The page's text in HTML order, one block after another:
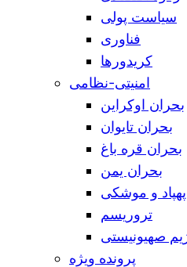
سیاست پولی
فناوری
کریدورها
امنیتی-نظامی
بحران اوکراین
بحران تایوان
بحران قره باغ
بحران یمن
پهپاد و موشکی
تروریسم
صهیونیستی
پرونده ویژه